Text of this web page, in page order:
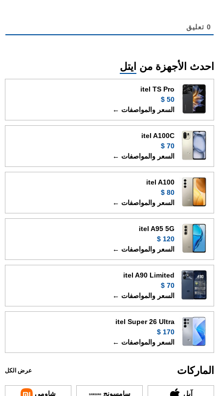
0 تعليق
احدث الأجهزة من ايتل
itel TS Pro
50 $
السعر والمواصفات ←
itel A100C
70 $
السعر والمواصفات ←
itel A100
80 $
السعر والمواصفات ←
itel A95 5G
120 $
السعر والمواصفات ←
itel A90 Limited
70 $
السعر والمواصفات ←
itel Super 26 Ultra
170 $
السعر والمواصفات ←
الماركات عرض الكل
آبل سامسونج شاومي